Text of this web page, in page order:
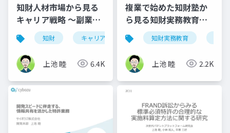
知財人材市場から見る
キャリア戦略 ～副業・
転職・働き方の解像度
を高める～
知財 キャリア 複業 転職
上池 睦 6.4K
複業で始めた知財塾か
ら見る知財実務教育の
話
知財実務教育
上池 睦 2.2K